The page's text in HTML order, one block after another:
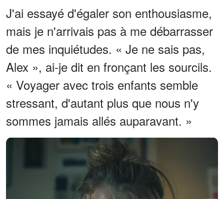
J'ai essayé d'égaler son enthousiasme,
mais je n'arrivais pas à me débarrasser
de mes inquiétudes. « Je ne sais pas,
Alex », ai-je dit en fronçant les sourcils.
« Voyager avec trois enfants semble
stressant, d'autant plus que nous n'y
sommes jamais allés auparavant. »